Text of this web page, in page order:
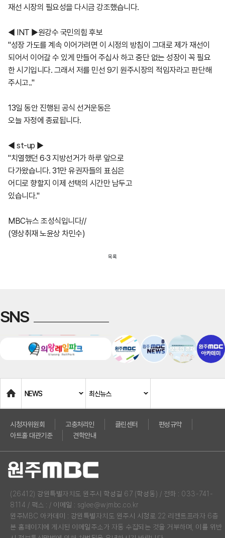
재선 시장의 필요성을 다시금 강조했습니다.
◀ INT ▶원강수 국민의힘 후보
"성장 가도를 계속 이어가려면 이 시정의 방침이 그대로 제가 재선이
되어서 이어갈 수 있게 만들어 주십사 하고 중단 없는 성장이 꼭 필요
한 시기입니다. 그래서 저를 민선 9기 원주시장의 적임자라고 판단해
주시고.."
13일 동안 진행된 공식 선거운동은
오늘 자정에 종료됩니다.
◀ st-up ▶
"치열했던 6·3 지방선거가 하루 앞으로
다가왔습니다. 31만 유권자들의 표심은
어디로 향할지 이제 선택의 시간만 남두고
있습니다."
MBC뉴스 조성식입니다//
(영상취재 노윤상 차민수)
목록
SNS
Home
NEWS 최신뉴스
시청자위원회 고충처리인 클린센터
편성규약
아트홀 대관기준
견학안내
(26412) 강원특별자치도 원주시 학성길 67 (학성동) / 전화 : 033-741-
8114 / 팩스 : / 이메일 : sglee@wjmbc.co.kr
원주MBC 아카데미 : 강원특별자치도 원주시 시청로 22 리젠트프라자 6층
본 홈페이지에 게시된 이메일주소가 자동 수집되는 것을 거부하며, 이를 위반